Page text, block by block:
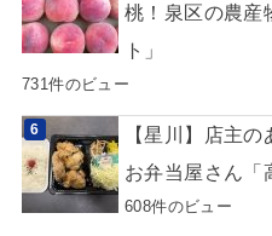
桃！泉区の農産
ト」
731件のビュー
【星川】店主
お弁当屋さん「
608件のビュー